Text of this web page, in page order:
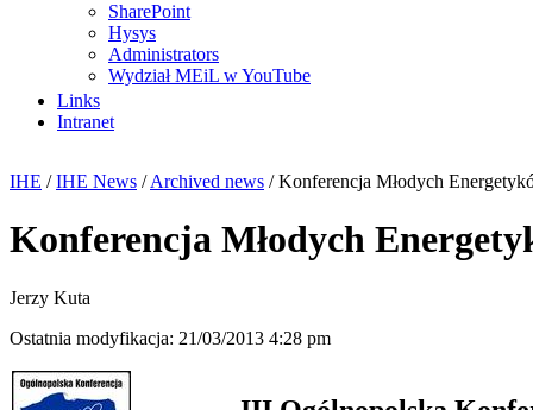
SharePoint
Hysys
Administrators
Wydział MEiL w YouTube
Links
Intranet
IHE / IHE News / Archived news / Konferencja Młodych
Konferencja Młodych
Jerzy Kuta
Ostatnia modyfikacja: 21/03/2013 4:28 pm